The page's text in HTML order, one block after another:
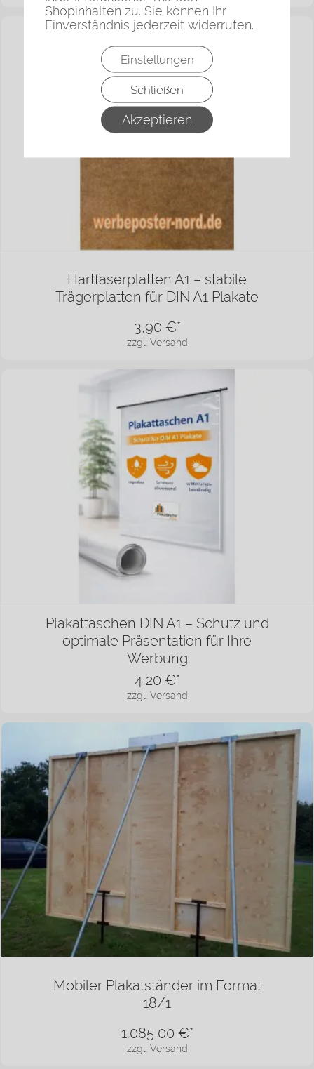
Shopinhalten zu. Sie können Ihr
Einverständnis jederzeit widerrufen.
Einstellungen
Schließen
Akzeptieren
Hartfaserplatten A1 – stabile
Trägerplatten für DIN A1 Plakate
zzgl. Versand
3,90 €*
Plakattaschen DIN A1 – Schutz und
optimale Präsentation für Ihre
Werbung
zzgl. Versand
4,20 €*
Mobiler Plakatständer im Format
18/1
zzgl. Versand
1.085,00 €*